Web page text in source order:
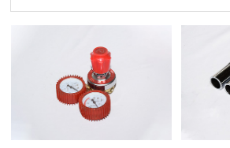
劳保用品
焊接配件、焊接易耗品
钢材
焊接材料
测量计量工具
切割器械及器材
紧固件
吊索具